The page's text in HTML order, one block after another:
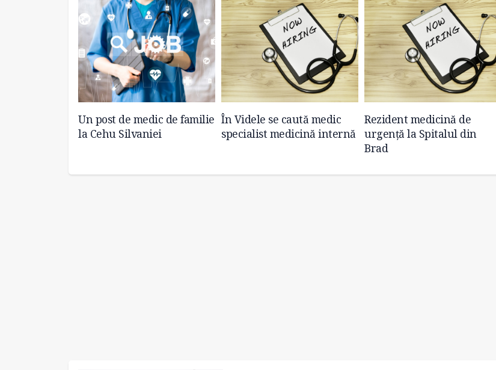
Un post de medic de familie
la Cehu Silvaniei
În Videle se caută medic
specialist medicină internă
Rezident medicină de
urgență la Spitalul din
Brad